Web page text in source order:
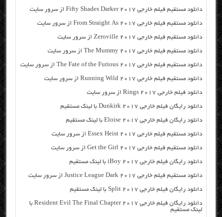
دانلود مستقیم فیلم خارجی Fifty Shades Darker 2017 از سرور سایت
دانلود مستقیم فیلم خارجی From Straight As 2017 از سرور سایت
دانلود مستقیم فیلم خارجی Zeroville 2017 از سرور سایت
دانلود مستقیم فیلم خارجی The Mummy 2017 از سرور سایت
دانلود مستقیم فیلم خارجی The Fate of the Furious 2017 از سرور سایت
دانلود مستقیم فیلم خارجی Running Wild 2017 از سرور سایت
دانلود فیلم خارجی Rings 2017 از سرور سایت
دانلود رایگان فیلم خارجی Dunkirk 2017 با لینک مستقیم
دانلود رایگان فیلم خارجی Eloise 2017 با لینک مستقیم
دانلود مستقیم فیلم خارجی Essex Heist 2017 از سرور سایت
دانلود مستقیم فیلم خارجی Get the Girl 2017 از سرور سایت
دانلود رایگان فیلم خارجی iBoy 2017 با لینک مستقیم
دانلود مستقیم فیلم خارجی Justice League Dark 2017 از سرور سایت
دانلود رایگان فیلم خارجی Split 2017 با لینک مستقیم
دانلود رایگان فیلم خارجی Resident Evil The Final Chapter 2017 با
لینک مستقیم